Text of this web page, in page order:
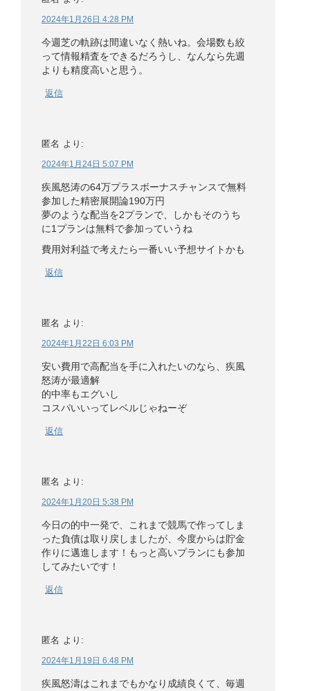
2024年1月26日 4:28 PM
今週芝の軌跡は間違いなく熱いね。会場数も絞
って情報精査をできるだろうし、なんなら先週
よりも精度高いと思う。
返信
匿名 より:
2024年1月24日 5:07 PM
疾風怒涛の64万プラスボーナスチャンスで無料
参加した精密展開論190万円
夢のような配当を2プランで、しかもそのうち
に1プランは無料で参加っていうね
費用対利益で考えたら一番いい予想サイトかも
返信
匿名 より:
2024年1月22日 6:03 PM
安い費用で高配当を手に入れたいのなら、疾風
怒涛が最適解
的中率もエグいし
コスパいいってレベルじゃねーぞ
返信
匿名 より:
2024年1月20日 5:38 PM
今日の的中一発で、これまで競馬で作ってしま
った負債は取り戻しましたが、今度からは貯金
作りに邁進します！もっと高いプランにも参加
してみたいです！
返信
匿名 より:
2024年1月19日 6:48 PM
疾風怒濤はこれまでもかなり成績良くて、毎週